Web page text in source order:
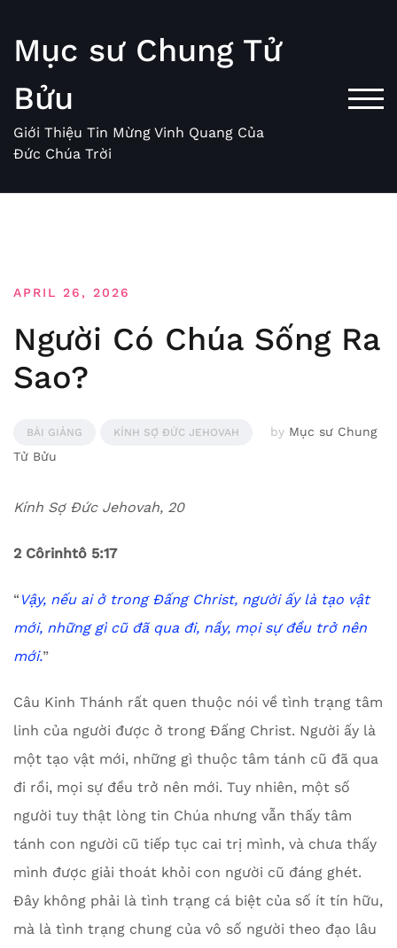
content
Mục sư Chung Tử
Bửu
Giới Thiệu Tin Mừng Vinh Quang Của
Đức Chúa Trời
APRIL 26, 2026
Người Có Chúa Sống Ra
Sao?
BÀI GIẢNG KÍNH SỢ ĐỨC JEHOVAH by Mục sư Chung
Tử Bửu
Kính Sợ Đức Jehovah, 20
2 Côrinhtô 5:17
“ Vậy, nếu ai ở trong Đấng Christ, người ấy là tạo vật
mới, những gì cũ đã qua đi, nầy, mọi sự đều trở nên
mới.”
Câu Kinh Thánh rất quen thuộc nói về tình trạng tâm
linh của người được ở trong Đấng Christ. Người ấy là
một tạo vật mới, những gì thuộc tâm tánh cũ đã qua
đi rồi, mọi sự đều trở nên mới. Tuy nhiên, một số
người tuy thật lòng tin Chúa nhưng vẫn thấy tâm
tánh con người cũ tiếp tục cai trị mình, và chưa thấy
mình được giải thoát khỏi con người cũ đáng ghét.
Đây không phải là tình trạng cá biệt của số ít tín hữu,
mà là tình trạng chung của vô số người theo đạo lâu